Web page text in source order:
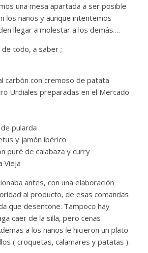
una mesa apartada a ser posible
los nanos y aunque intentemos
llegar a molestar a los demás….
todo, a saber ;
carbón con cremoso de patata
Urdiales preparadas en el Mercado
pularda
y jamón ibérico
puré de calabaza y curry
Vieja
antes, con una elaboración
al producto, de esas comandas
que desentone. Tampoco hay
caer de la silla, pero cenas
a los nanos le hicieron un plato
( croquetas, calamares y patatas ).